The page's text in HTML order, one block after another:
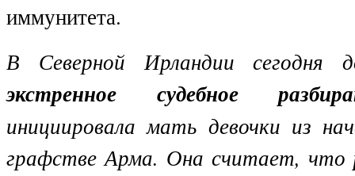
иммунитета.
В Северной Ирландии сегодня
экстренное судебное
инициировала мать девочки из
графстве Арма. Она считает, что